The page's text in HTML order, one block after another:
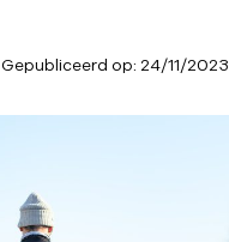
Gepubliceerd op: 24/11/2023